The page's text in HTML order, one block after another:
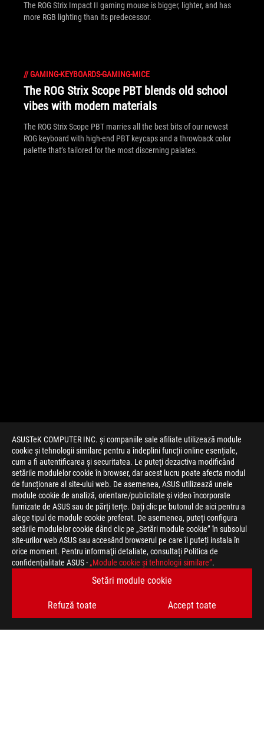
ASUSTeK COMPUTER INC. și companiile sale afiliate utilizează module
cookie și tehnologii similare pentru a îndeplini funcții online esențiale,
cum a fi autentificarea și securitatea. Le puteți dezactiva modificând
setările modulelor cookie în browser, dar acest lucru poate afecta modul
de funcționare al site-ului web. De asemenea, ASUS utilizează unele
module cookie de analiză, orientare/publicitate și video încorporate
furnizate de ASUS sau de părți terțe. Dați clic pe butonul de aici pentru a
alege tipul de module cookie preferat. De asemenea, puteți configura
setările modulelor cookie dând clic pe „Setări module cookie” în subsolul
site-urilor web ASUS sau accesând browserul pe care îl puteți instala în
orice moment. Pentru informaţii detaliate, consultați Politica de
confidenţialitate ASUS -„Module cookie şi tehnologii similare”.
Setări module cookie
Refuză toate Accept toate
The ROG Strix Impact II gaming mouse is bigger, lighter, and has
more RGB lighting than its predecessor.
//GAMING-KEYBOARDS-GAMING-MICE
The ROG Strix Scope PBT blends old school
vibes with modern materials
The ROG Strix Scope PBT marries all the best bits of our newest
ROG keyboard with high-end PBT keycaps and a throwback color
palette that’s tailored for the most discerning palates.
> JOCURI ARTICLES > KEYBOARDS & MICE
TIPURI DE PLATĂ ACCEPTATE
OBȚINEȚI CELE MAI RECENTE OFERTE ȘI MULTE ALTELE
ABONARE